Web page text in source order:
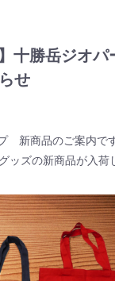
十勝岳ジオパ
せ
新商品のご案内で
ッズの新商品が入荷